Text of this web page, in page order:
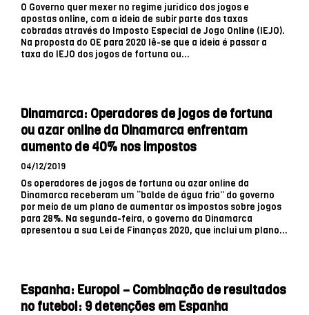
O Governo quer mexer no regime jurídico dos jogos e
apostas online, com a ideia de subir parte das taxas
cobradas através do Imposto Especial de Jogo Online (IEJO).
Na proposta do OE para 2020 lê-se que a ideia é passar a
taxa do IEJO dos jogos de fortuna ou...
Dinamarca: Operadores de jogos de fortuna
ou azar online da Dinamarca enfrentam
aumento de 40% nos impostos
04/12/2019
Os operadores de jogos de fortuna ou azar online da
Dinamarca receberam um “balde de água fria” do governo
por meio de um plano de aumentar os impostos sobre jogos
para 28%. Na segunda-feira, o governo da Dinamarca
apresentou a sua Lei de Finanças 2020, que inclui um plano...
Espanha: Europol – Combinação de resultados
no futebol: 9 detenções em Espanha